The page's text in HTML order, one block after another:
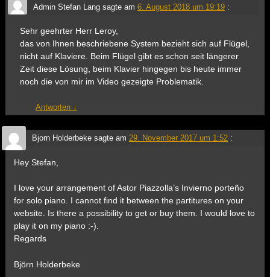
Admin Stefan Langsagte am 6. August 2018 um 19:19 :
Sehr geehrter Herr Leroy,
das von Ihnen beschriebene System bezieht sich auf Flügel,
nicht auf Klaviere. Beim Flügel gibt es schon seit längerer
Zeit diese Lösung, beim Klavier hingegen bis heute immer
noch die von mir im Video gezeigte Problematik.
Antworten ↓
Bjorn Holderbekesagte am 29. November 2017 um 1:52 :
Hey Stefan,
I love your arrangement of Astor Piazzolla’s Invierno porteño
for solo piano. I cannot find it between the partitures on your
website. Is there a possibility to get or buy them. I would love to
play it on my piano :-).
Regards
Björn Holderbeke